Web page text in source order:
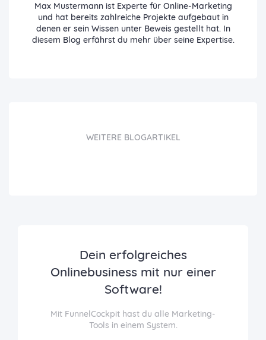
Max Mustermann ist Experte für Online-Marketing
und hat bereits zahlreiche Projekte aufgebaut in
denen er sein Wissen unter Beweis gestellt hat. In
diesem Blog erfährst du mehr über seine Expertise.
WEITERE BLOGARTIKEL
Dein erfolgreiches
Onlinebusiness mit nur einer
Software!
Mit FunnelCockpit hast du alle Marketing-
Tools in einem System.